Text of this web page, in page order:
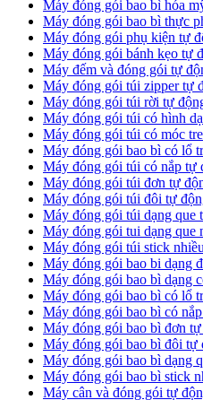
Máy đóng gói bao bì hóa
Máy đóng gói bao bì thực
Máy đóng gói phụ kiện tự
Máy đóng gói bánh kẹo tự
Máy đếm và đóng gói tự
Máy đóng gói túi zipper tự
Máy đóng gói túi rời tự
Máy đóng gói túi có hình
Máy đóng gói túi có móc
Máy đóng gói bao bì có lổ
Máy đóng gói túi có nắp tự
Máy đóng gói túi đơn tự
Máy đóng gói túi đôi tự
Máy đóng gói túi dạng que
Máy đóng gói tui dạng que
Máy đóng gói túi stick
Máy đóng gói bao bi dạng
Máy đóng gói bao bì dạng
Máy đóng gói bao bì có lổ
Máy đóng gói bao bì có
Máy đóng gói bao bì đơn
Máy đóng gói bao bì đôi tự
Máy đóng gói bao bì dạng
Máy đóng gói bao bì stick
Máy cân và đóng gói tự